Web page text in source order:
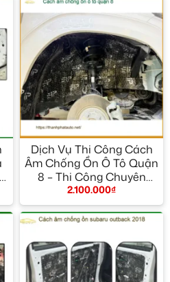
Dịch Vụ Thi Công Cách
Âm Chống Ồn Ô Tô Quận
8 – Thi Công Chuyên
Nghiệp
2.100.000₫